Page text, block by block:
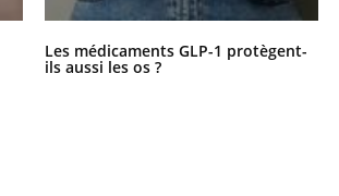
Les médicaments GLP-1 protègent-
ils aussi les os ?